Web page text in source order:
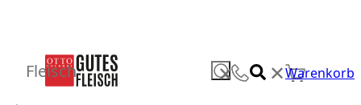
✕ ✕Warenkorb
Fleisch